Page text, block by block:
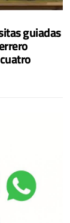
guiadas